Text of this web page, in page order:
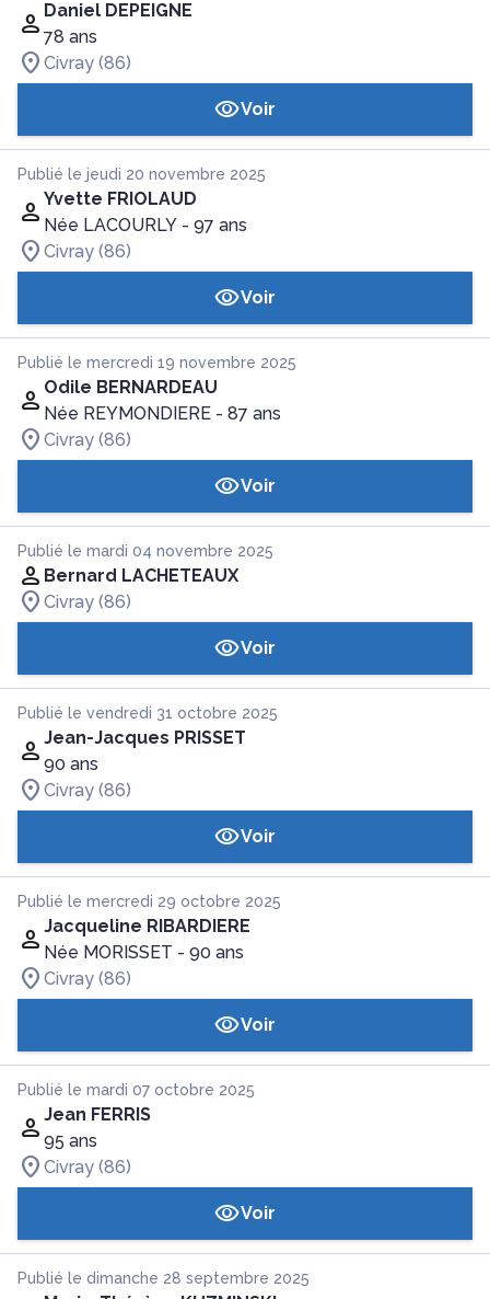
Daniel DEPEIGNE
78 ans
Civray (86)
Voir
Publié le jeudi 20 novembre 2025
Yvette FRIOLAUD
Née LACOURLY - 97 ans
Civray (86)
Voir
Publié le mercredi 19 novembre 2025
Odile BERNARDEAU
Née REYMONDIERE - 87 ans
Civray (86)
Voir
Publié le mardi 04 novembre 2025
Bernard LACHETEAUX
Civray (86)
Voir
Publié le vendredi 31 octobre 2025
Jean-Jacques PRISSET
90 ans
Civray (86)
Voir
Publié le mercredi 29 octobre 2025
Jacqueline RIBARDIERE
Née MORISSET - 90 ans
Civray (86)
Voir
Publié le mardi 07 octobre 2025
Jean FERRIS
95 ans
Civray (86)
Voir
Publié le dimanche 28 septembre 2025